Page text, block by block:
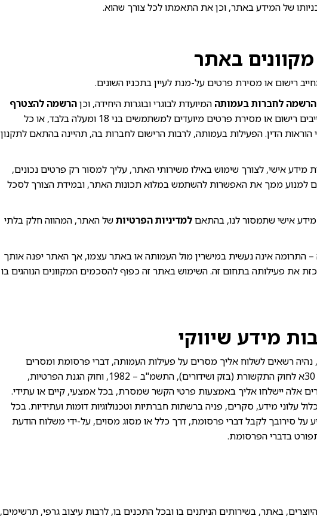
של המידע באתר, וכן את התאמתו לכל צורך שהוא.
באתר
רישום או מסירת פרטים על-מנת לעיין בתכניו השונים.
הרשמה לחברות בעמותההמיועדת לבוגרי ובוגרות היחידה, וכןהרשמה להצטרף
. מדורי האתר המחייבים רישום או מסירת פרטים מיועדים למשתמשים בני 18 ומעלה בלבד, או כל
הדין. הפעילות בעמותה, לרבות הרישום לחברות בה, תהיינה בהתאם לתקנון
אישי, לצורך שימוש באילו משירותי האתר, עליך למסור רק פרטים נכונים,
למנוע ממך את האפשרות להשתמש במלוא תכונות האתר, ובמידת הצורך לסכל
אישי שתמסור לנו, בהתאםלמדיניות הפרטיותשל האתר, המהווה חלק בלתי
אינה נעשית במישרין מול העמותה או באתר עצמו, אך האתר יפנה אותך
את פעילותה בתחום זה. השימוש באתר זה כפוף להסכמים המקוונים הנוהגים בו
מידע שיווקי
רשאים לשלוח אליך מסרים על פעילות העמותה, דברי פרסומת ומסרים
נוספים, וזאת בהתאם להוראות סעיף 30א לחוק התקשורת (בזק ושידורים), התשמ"ב – 1982, וחוק הגנת הפרטיות,
ומסרים אלה יישלחו אליך באמצעות פרטי הקשר שמסרת, בכל אמצעי, קיים או עתידי.
עלוני מידע, סקרים, פניה ברשתות חברתיות וטכנולוגיות דומות ועתידיות. בכל
על סירובך לקבל דברי פרסומת, דרך כלל או מסוג מסוים, על-ידי משלוח הודעת
בדברי הפרסומת.
היוצרים, באתר, בשירותים הניתנים בו ובכל התכנים בו, לרבות עיצוב גרפי, תרשימים,